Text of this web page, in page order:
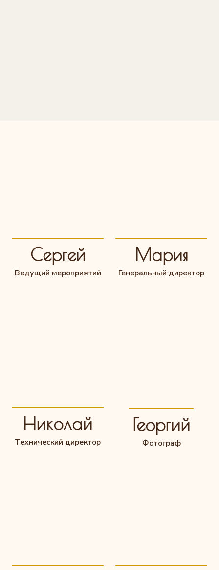
Сергей
Ведущий мероприятий
Мария
Генеральный директор
Николай
Технический директор
Георгий
Фотограф